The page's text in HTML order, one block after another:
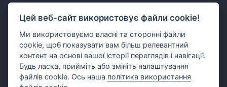
База знань
Для розробників
Вбудований AI-асистент
MCP для AI-клієнтів
Цей веб-сайт використовує файли cookie!
Ми використовуємо власні та сторонні файли
cookie, щоб показувати вам більш релевантний
контент на основі вашої історії переглядів і навігації.
Будь ласка, прийміть або змініть налаштування
файлів cookie. Ось наша політика використання